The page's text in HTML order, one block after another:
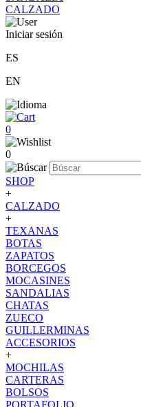
CALZADO
Iniciar sesión
ES
EN
0
0
SHOP
+
CALZADO
+
TEXANAS
BOTAS
ZAPATOS
BORCEGOS
MOCASINES
SANDALIAS
CHATAS
ZUECO
GUILLERMINAS
ACCESORIOS
+
MOCHILAS
CARTERAS
BOLSOS
PORTAFOLIO